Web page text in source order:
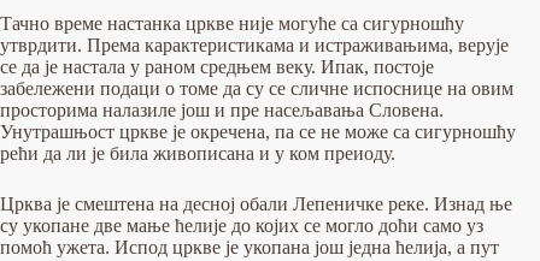
Тачно време настанка цркве није могуће са сигурношћу
утврдити. Према карактеристикама и истраживањима, верује
се да је настала у раном средњем веку. Ипак, постоје
забележени подаци о томе да су се сличне испоснице на овим
просторима налазиле још и пре насељавања Словена.
Унутрашњост цркве је окречена, па се не може са сигурношћу
рећи да ли је била живописана и у ком преиоду.
Црква је смештена на десној обали Лепеничке реке. Изнад ње
су укопане две мање ћелије до којих се могло доћи само уз
помоћ ужета. Испод цркве је укопана још једна ћелија, а пут